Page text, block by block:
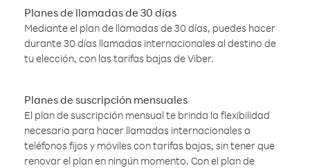
Planes de llamadas de 30 días
Mediante el plan de llamadas de 30 días, puedes hacer
durante 30 días llamadas internacionales al destino de
tu elección, con las tarifas bajas de Viber.
Planes de suscripción mensuales
El plan de suscripción mensual te brinda la flexibilidad
necesaria para hacer llamadas internacionales a
teléfonos fijos y móviles con tarifas bajas, sin tener que
renovar el plan en ningún momento. Con el plan de